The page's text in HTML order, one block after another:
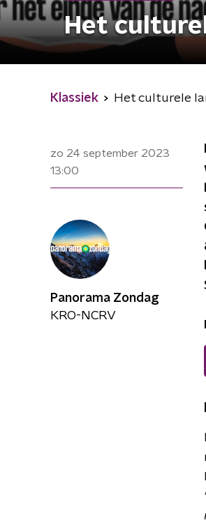
Het
Klassiek Het culturele
zo 24 september 2023
13:00
Panorama Zondag
KRO-NCRV